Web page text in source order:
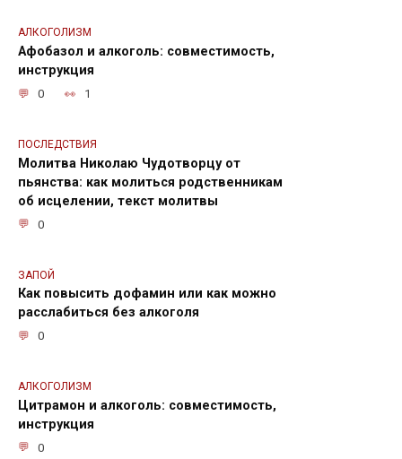
АЛКОГОЛИЗМ
Афобазол и алкоголь: совместимость,
инструкция
0 1
ПОСЛЕДСТВИЯ
Молитва Николаю Чудотворцу от
пьянства: как молиться родственникам
об исцелении, текст молитвы
0
ЗАПОЙ
Как повысить дофамин или как можно
расслабиться без алкоголя
0
АЛКОГОЛИЗМ
Цитрамон и алкоголь: совместимость,
инструкция
0